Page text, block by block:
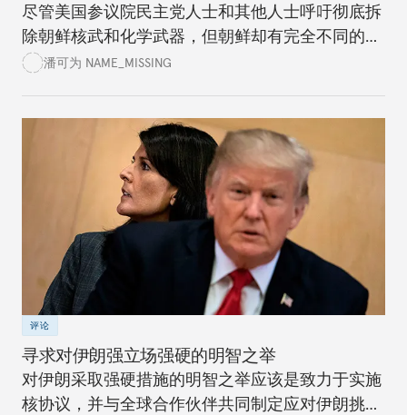
尽管美国参议院民主党人士和其他人士呼吁彻底拆
除朝鲜核武和化学武器，但朝鲜却有完全不同的想
法。美国政党领袖应该清楚认识到进程情况，而不
潘可为 NAME_MISSING
评论
寻求对伊朗强立场强硬的明智之举
对伊朗采取强硬措施的明智之举应该是致力于实施
核协议，并与全球合作伙伴共同制定应对伊朗挑战